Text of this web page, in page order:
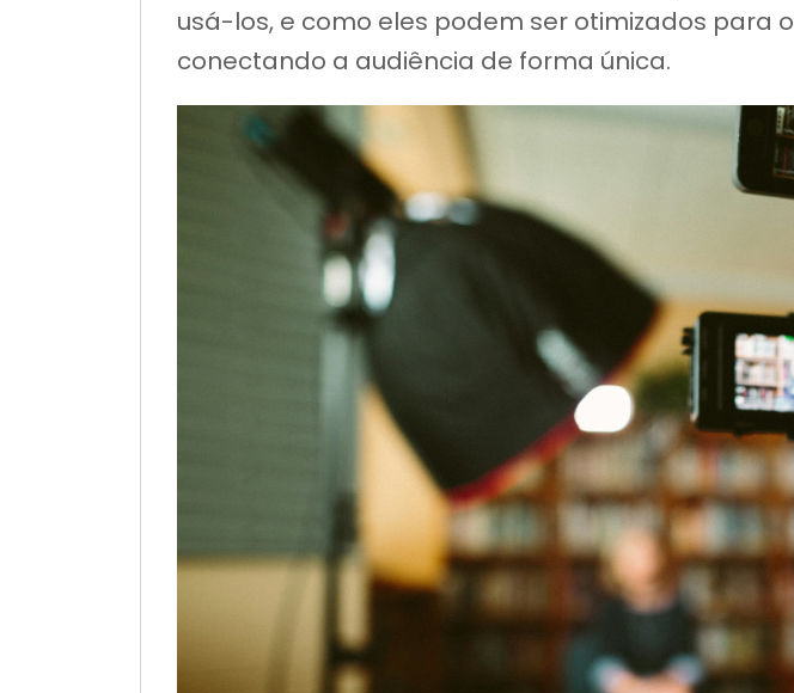
usá-los, e como eles podem ser otimizados para
conectando a audiência de forma única.